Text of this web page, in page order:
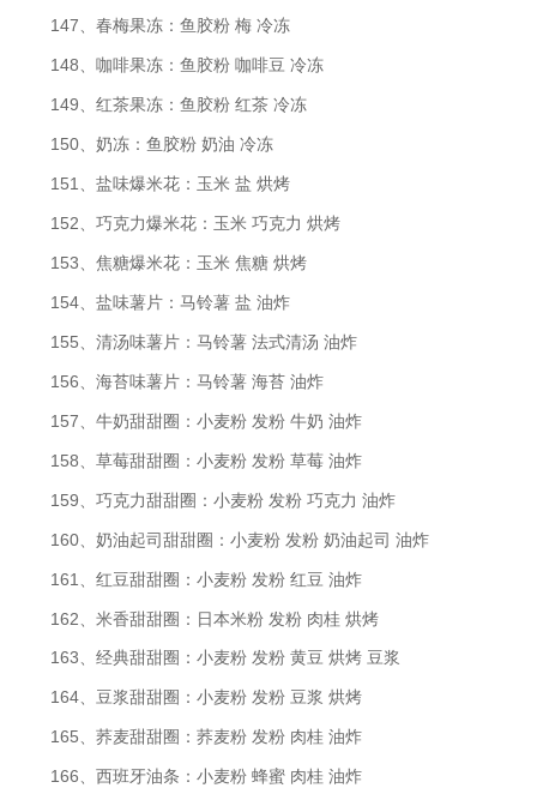
147、春梅果冻：鱼胶粉 梅 冷冻
148、咖啡果冻：鱼胶粉 咖啡豆 冷冻
149、红茶果冻：鱼胶粉 红茶 冷冻
150、奶冻：鱼胶粉 奶油 冷冻
151、盐味爆米花：玉米 盐 烘烤
152、巧克力爆米花：玉米 巧克力 烘烤
153、焦糖爆米花：玉米 焦糖 烘烤
154、盐味薯片：马铃薯 盐 油炸
155、清汤味薯片：马铃薯 法式清汤 油炸
156、海苔味薯片：马铃薯 海苔 油炸
157、牛奶甜甜圈：小麦粉 发粉 牛奶 油炸
158、草莓甜甜圈：小麦粉 发粉 草莓 油炸
159、巧克力甜甜圈：小麦粉 发粉 巧克力 油炸
160、奶油起司甜甜圈：小麦粉 发粉 奶油起司 油炸
161、红豆甜甜圈：小麦粉 发粉 红豆 油炸
162、米香甜甜圈：日本米粉 发粉 肉桂 烘烤
163、经典甜甜圈：小麦粉 发粉 黄豆 烘烤 豆浆
164、豆浆甜甜圈：小麦粉 发粉 豆浆 烘烤
165、荞麦甜甜圈：荞麦粉 发粉 肉桂 油炸
166、西班牙油条：小麦粉 蜂蜜 肉桂 油炸